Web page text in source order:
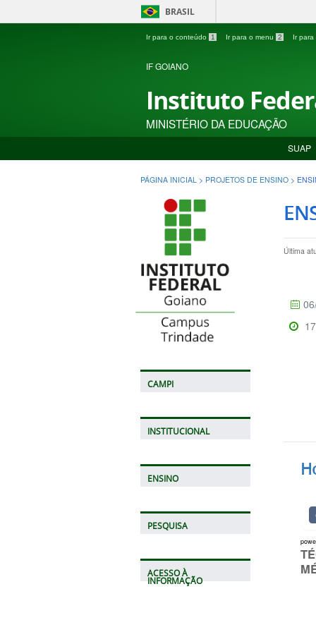
BRASIL
Ir para o conteúdo 1 Ir para o menu 2 Ir para
IF GOIANO
Instituto
MINISTÉRIO DA EDUCAÇÃO
SUAP
PÁGINA INICIAL > PROJETOS DE ENSINO >
CAMPI
INSTITUCIONAL
ENSINO
PESQUISA
ACESSO À
INFORMAÇÃO
Última